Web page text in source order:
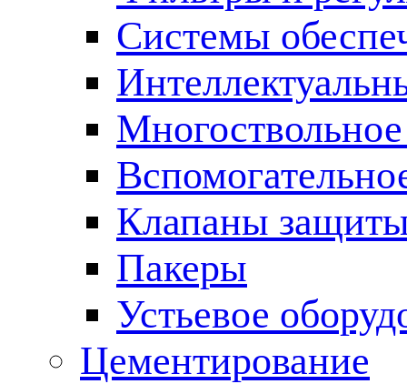
Cистемы
Клапаны
Пакеры
Устьевое
Цементирование